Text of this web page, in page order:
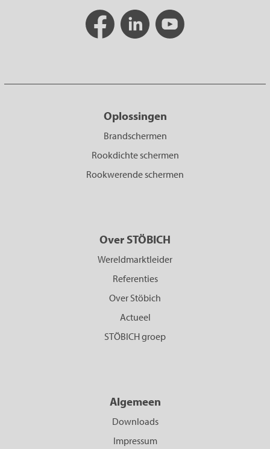
Oplossingen
Brandschermen
Rookdichte schermen
Rookwerende schermen
Over STÖBICH
Wereldmarktleider
Referenties
Over Stöbich
Actueel
STÖBICH groep
Algemeen
Downloads
Impressum